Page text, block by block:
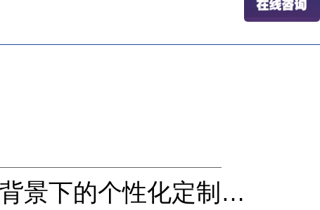
工业4.0背景下的个性化定制（无线充电）